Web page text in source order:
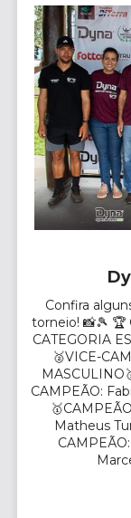
Confira
torneio! 📸🎾
CATEGORIA
🥈VICE-
CAMPEÃO:
Matheus